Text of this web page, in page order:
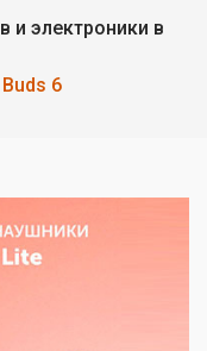
и электроники в
6